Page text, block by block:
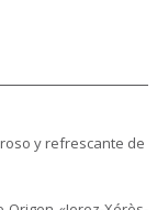
y refrescante de